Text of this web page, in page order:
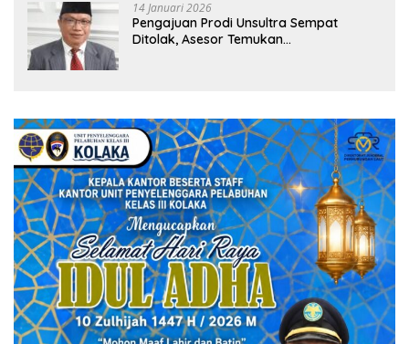
14 Januari 2026
Pengajuan Prodi Unsultra Sempat
Ditolak, Asesor Temukan